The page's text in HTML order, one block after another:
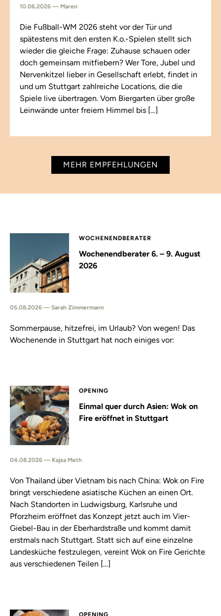
10.06.2026 — Maren
Die Fußball-WM 2026 steht vor der Tür und
spätestens mit den ersten K.o.-Spielen stellt sich
wieder die gleiche Frage: Zuhause schauen oder
doch gemeinsam mitfiebern? Wer Tore, Jubel und
Nervenkitzel lieber in Gesellschaft erlebt, findet in
und um Stuttgart zahlreiche Locations, die die
Spiele live übertragen. Vom Biergarten über große
Leinwände unter freiem Himmel bis […]
MEHR EMPFEHLUNGEN
WOCHENENDBERATER
Wochenendberater 6. – 9. August
2026
05.08.2026 — Sarah Zimmermann
Sommerpause, hitzefrei, im Urlaub? Von wegen! Das
Wochenende in Stuttgart hat noch einiges vor:
OPENING
Einmal quer durch Asien: Wok on
Fire eröffnet in Stuttgart
04.08.2026 — Kajsa Meth
Von Thailand über Vietnam bis nach China: Wok on Fire
bringt verschiedene asiatische Küchen an einen Ort.
Nach Standorten in Ludwigsburg, Karlsruhe und
Pforzheim eröffnet das Konzept jetzt auch im Vier-
Giebel-Bau in der Eberhardstraße und kommt damit
erstmals nach Stuttgart. Statt sich auf eine einzelne
Landesküche festzulegen, vereint Wok on Fire Gerichte
aus verschiedenen Teilen […]
OPENING